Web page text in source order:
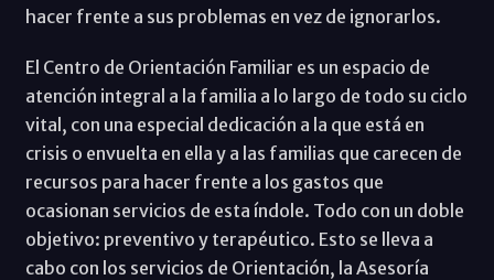
hacer frente a sus problemas en vez de ignorarlos.
El Centro de Orientación Familiar es un espacio de
atención integral a la familia a lo largo de todo su ciclo
vital, con una especial dedicación a la que está en
crisis o envuelta en ella y a las familias que carecen de
recursos para hacer frente a los gastos que
ocasionan servicios de esta índole. Todo con un doble
objetivo: preventivo y terapéutico. Esto se lleva a
cabo con los servicios de Orientación, la Asesoría